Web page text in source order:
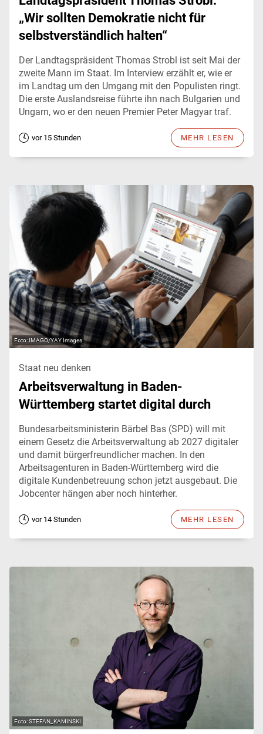
„Wir sollten Demokratie nicht für
selbstverständlich halten“
Der Landtagspräsident Thomas Strobl ist seit Mai der
zweite Mann im Staat. Im Interview erzählt er, wie er
im Landtag um den Umgang mit den Populisten ringt.
Die erste Auslandsreise führte ihn nach Bulgarien und
Ungarn, wo er den neuen Premier Peter Magyar traf.
vor 15 Stunden MEHR LESEN
IMAGO/YAY Images
Staat neu denken
Arbeitsverwaltung in Baden-
Württemberg startet digital durch
Bundesarbeitsministerin Bärbel Bas (SPD) will mit
einem Gesetz die Arbeitsverwaltung ab 2027 digitaler
und damit bürgerfreundlicher machen. In den
Arbeitsagenturen in Baden-Württemberg wird die
digitale Kundenbetreuung schon jetzt ausgebaut. Die
Jobcenter hängen aber noch hinterher.
vor 14 Stunden MEHR LESEN
STEFAN_KAMINSKI